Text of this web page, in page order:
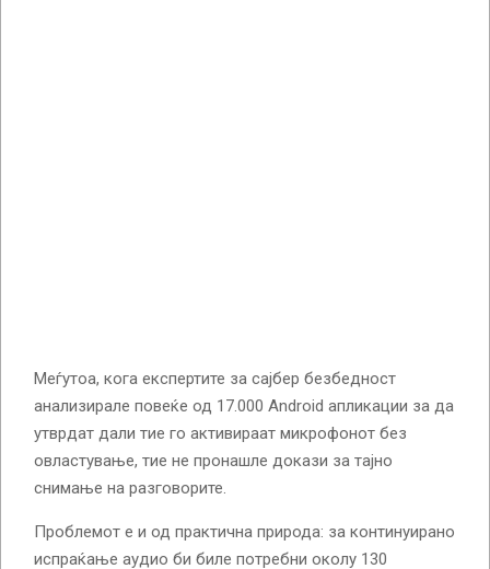
Меѓутоа, кога експертите за сајбер безбедност
анализирале повеќе од 17.000 Android апликации за да
утврдат дали тие го активираат микрофонот без
овластување, тие не пронашле докази за тајно
снимање на разговорите.
Проблемот е и од практична природа: за континуирано
испраќање аудио би биле потребни околу 130